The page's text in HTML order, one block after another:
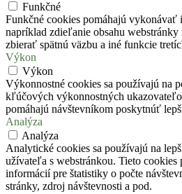
Funkčné
Funkčné cookies pomáhajú vykonávať
napríklad zdieľanie obsahu webstránky
zbierať spätnú väzbu a iné funkcie
Výkon
Výkon
Výkonnostné cookies sa používajú na
kľúčových výkonnostných
pomáhajú návštevníkom poskytnúť
Analýza
Analýza
Analytické cookies sa používajú na
užívateľa s webstránkou. Tieto cookies
informácií pre štatistiky o počte
stránky, zdroj návštevnosti a pod.